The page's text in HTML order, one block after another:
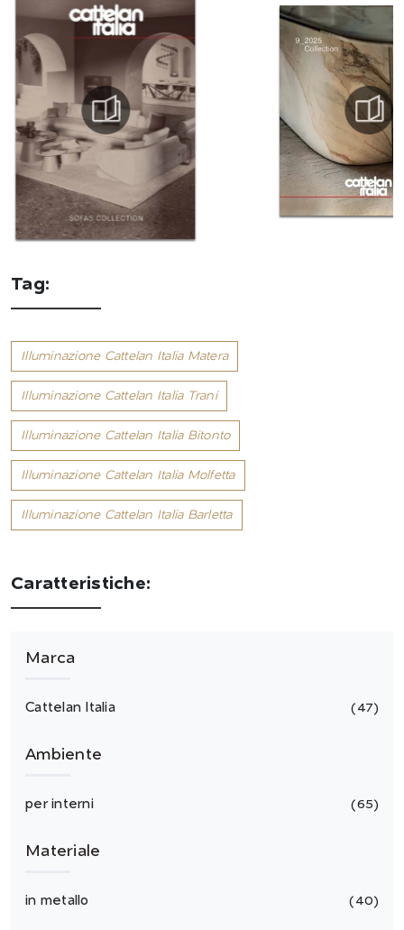
Tag:
Illuminazione Cattelan Italia Matera
Illuminazione Cattelan Italia Trani
Illuminazione Cattelan Italia Bitonto
Illuminazione Cattelan Italia Molfetta
Illuminazione Cattelan Italia Barletta
Caratteristiche:
Marca
Cattelan Italia 47
Ambiente
per interni 65
Materiale
in metallo 40